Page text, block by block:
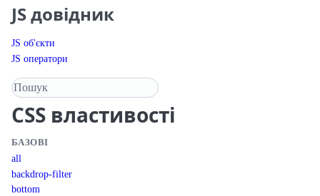
JS довідник
JS об'єкти
JS оператори
Пошук у довіднику
CSS властивості
БАЗОВІ
all
backdrop-filter
bottom